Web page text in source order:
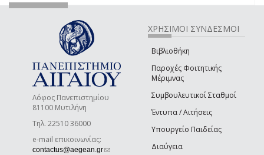
Λόφος Πανεπιστημίου
81100 Μυτιλήνη
Τηλ. 22510 36000
e-mail επικοινωνίας:
contactus@aegean.gr(link sends e-mail)
ΧΡΗΣΙΜΟΙ ΣΥΝΔΕΣΜΟΙ
Βιβλιοθήκη
Παροχές Φοιτητικής
Μέριμνας
Συμβουλευτικοί Σταθμοί
Έντυπα / Αιτήσεις
Υπουργείο Παιδείας
Διαύγεια